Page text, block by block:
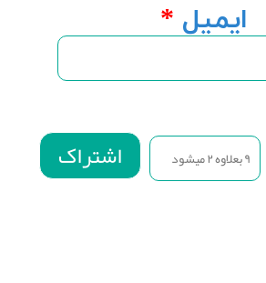
ایمیل *